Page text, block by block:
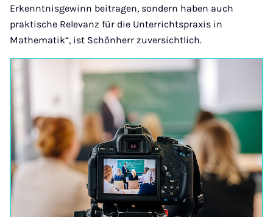
Erkenntnisgewinn beitragen, sondern haben auch
praktische Relevanz für die Unterrichtspraxis in
Mathematik“, ist Schönherr zuversichtlich.